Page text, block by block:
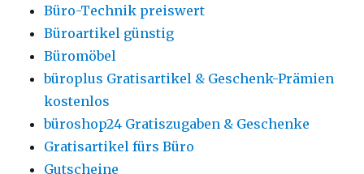
Büro-Technik preiswert
Büroartikel günstig
Büromöbel
büroplus Gratisartikel & Geschenk-Prämien
kostenlos
büroshop24 Gratiszugaben & Geschenke
Gratisartikel fürs Büro
Gutscheine